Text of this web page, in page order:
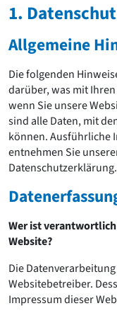
Rheinbrücken in
Ruhrtriennale
NRW-Stadien EM
Peter Kulka
Bauten von US-
Schulbaupreis
Peter Zumthor
David
Harald Deilmann
Gottfried Böhm
Peter Behrens
Big Beautiful
Epochen
Gesamtübersicht...
Gegenwart
Postmoderne
1.
Allgemeine
Die folgenden
darüber, was mit
wenn Sie unsere
sind alle Daten, mit
können. Ausführliche
entnehmen Sie
Datenschutzerklärung.
Wer ist
Website?
Die
Websitebetreiber.
Impressum dieser